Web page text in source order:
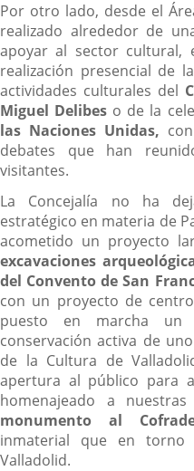
Por otro lado, desde el
realizado alrededor de
apoyar al sector
realización presencial de la
actividades culturales del
Miguel Delibes o de la
las Naciones Unidas,
debates que han
visitantes.
La Concejalía no ha
estratégico en materia de
acometido un proyecto
excavaciones
del Convento de San
con un proyecto de
puesto en marcha
conservación activa de
de la Cultura de
apertura al público para
homenajeado a
monumento al
inmaterial que en torno
Valladolid.